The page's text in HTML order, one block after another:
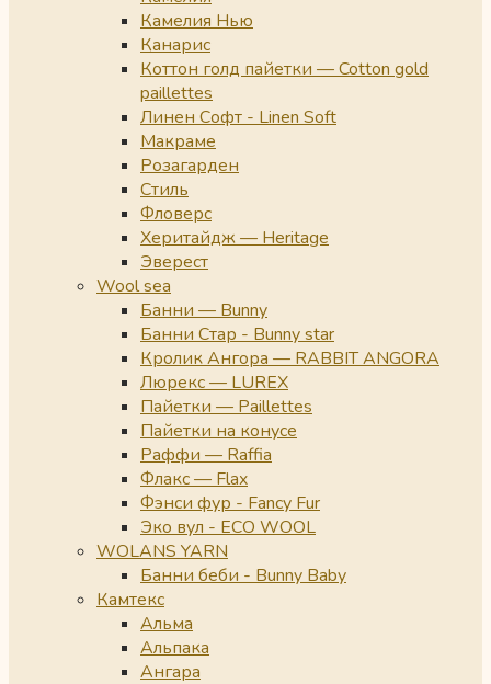
Камелия Нью
Канарис
Коттон голд пайетки — Cotton gold
paillettes
Линен Софт - Linen Soft
Макраме
Розагарден
Стиль
Фловерс
Херитайдж — Heritage
Эверест
Wool sea
Банни — Bunny
Банни Стар - Bunny star
Кролик Ангора — RABBIT ANGORA
Люрекс — LUREX
Пайетки — Paillettes
Пайетки на конусе
Раффи — Raffia
Флакс — Flax
Фэнси фур - Fancy Fur
Эко вул - ECO WOOL
WOLANS YARN
Банни беби - Bunny Baby
Камтекс
Альма
Альпака
Ангара